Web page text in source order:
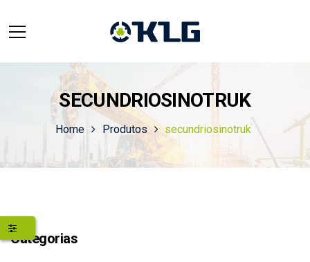
SECUNDRIOSINOTRUK
Home Produtos secundriosinotruk
Categorias